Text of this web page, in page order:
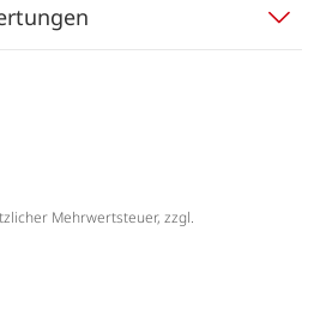
Mehrwertsteuer, zzgl.